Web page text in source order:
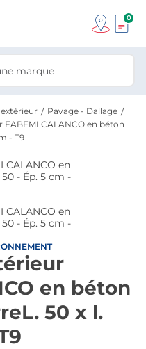
0
Pavage - Dallage
FABEMI CALANCO en béton
- T9
en béton
50 x l.